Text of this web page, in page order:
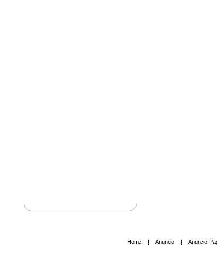
Home | Anuncio | Anuncio-